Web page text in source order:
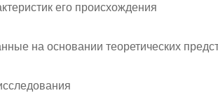
его происхождения
на основании теоретических